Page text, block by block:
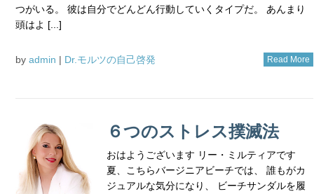
つがいる。 彼は自分でどんどん行動していくタイプだ。 あんまり
頭はよ [...]
by admin | Dr.モルツの自己啓発 Read More
６つのストレス撲滅法
おはようございます リー・ミルティアです
夏、こちらバージニアビーチでは、 誰もがカ
ジュアルな気分になり、 ビーチサンダルを履